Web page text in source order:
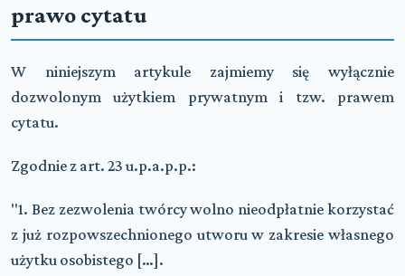
prawo cytatu
W niniejszym artykule zajmiemy się wyłącznie
dozwolonym użytkiem prywatnym i tzw. prawem
cytatu.
Zgodnie z art. 23 u.p.a.p.p.:
"1. Bez zezwolenia twórcy wolno nieodpłatnie korzystać
z już rozpowszechnionego utworu w zakresie własnego
użytku osobistego […].